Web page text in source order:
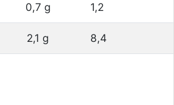
0,7 g 1,2
2,1 g 8,4